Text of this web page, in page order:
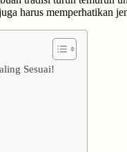
harus memperhatikan
Sesuai!